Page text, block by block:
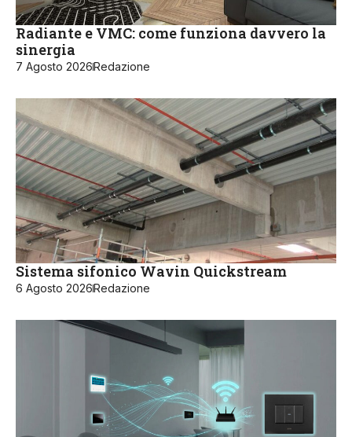
Radiante e VMC: come funziona davvero la
sinergia
7 Agosto 2026Redazione
Sistema sifonico Wavin Quickstream
6 Agosto 2026Redazione